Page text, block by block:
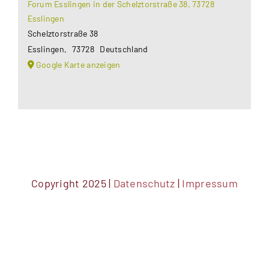
Forum Esslingen in der Schelztorstraße 38, 73728
Esslingen
Schelztorstraße 38
Esslingen, 73728 Deutschland
Google Karte anzeigen
Copyright 2025 | Datenschutz | Impressum